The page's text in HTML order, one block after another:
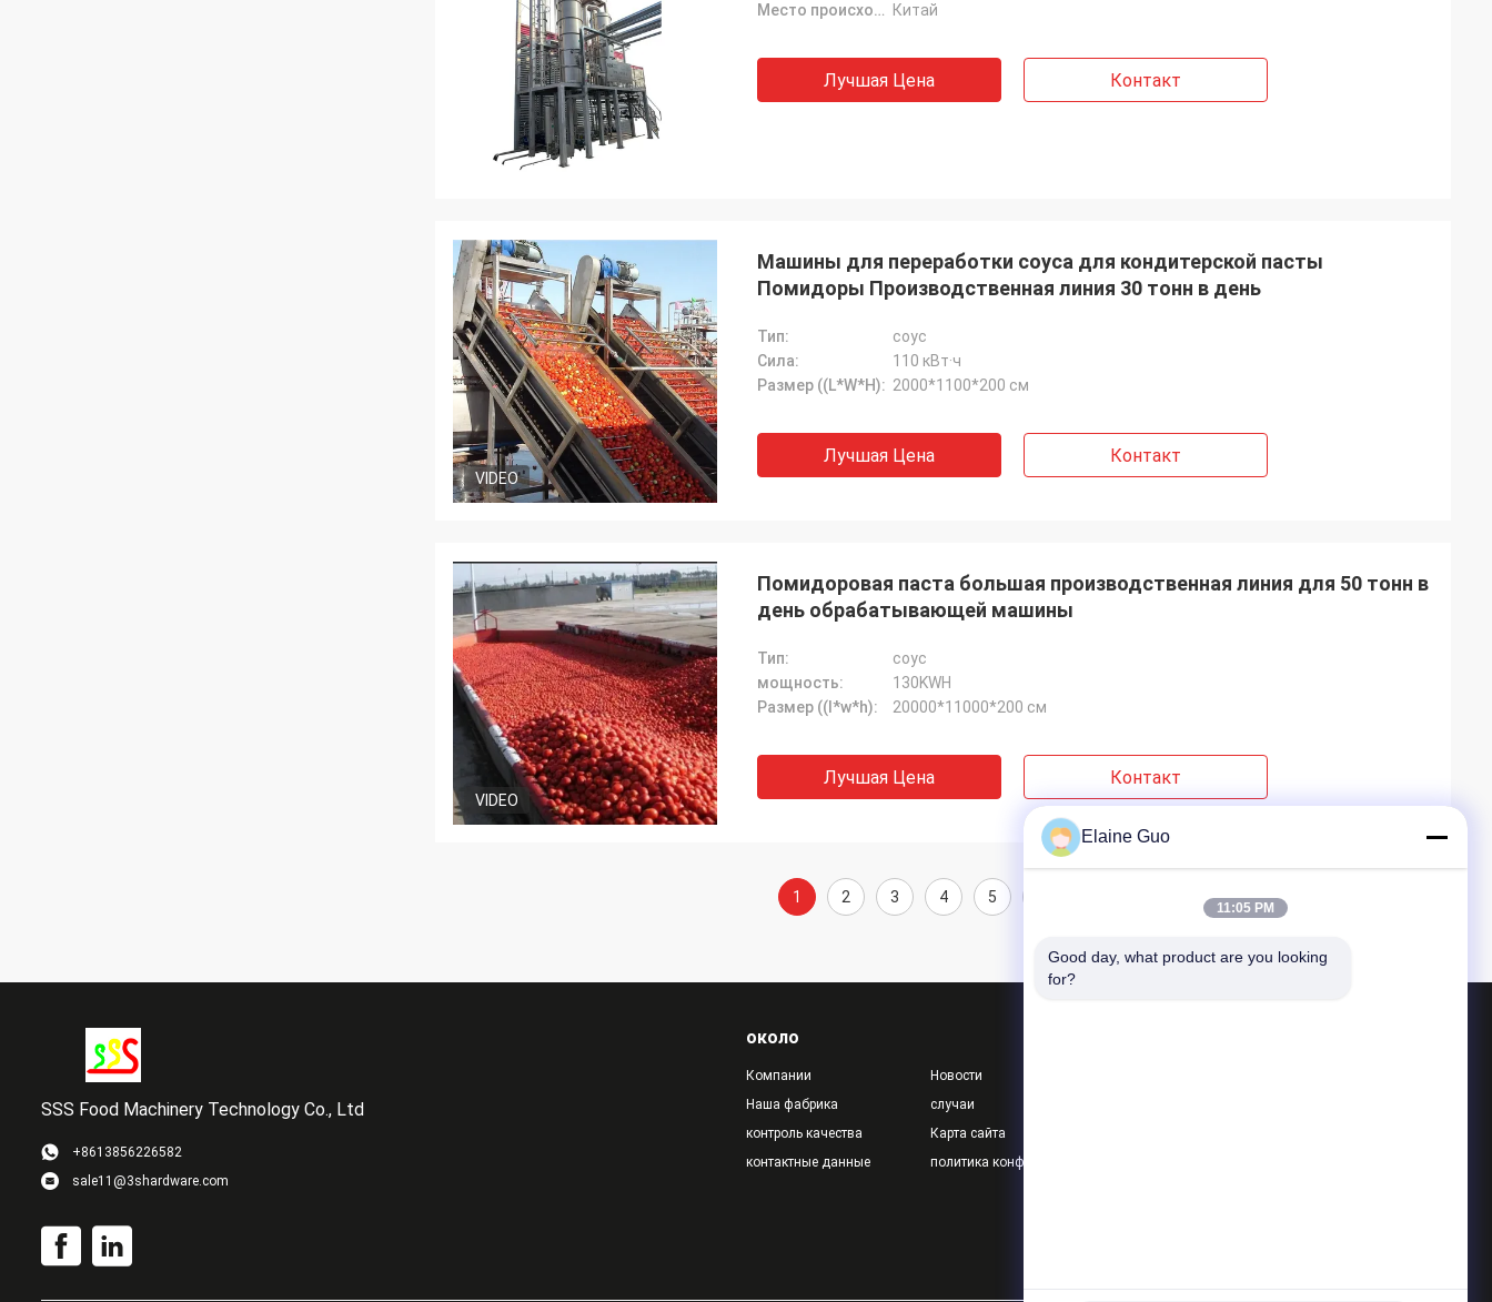
Место происхождения
Китай
Лучшая Цена Контакт
VIDEO
Машины для переработки соуса для кондитерской пасты
Помидоры Производственная линия 30 тонн в день
Тип:
соус
Сила:
110 кВт·ч
Размер ((L*W*H): 2000*1100*200 см
Лучшая Цена Контакт
VIDEO
Помидоровая паста большая производственная линия для 50 тонн в
день обрабатывающей машины
Тип:
соус
мощность:
130KWH
Размер ((l*w*h):
20000*11000*200 см
Лучшая Цена Контакт
1 2 3 4 5
SSS Food Machinery Technology Co., Ltd
+8613856226582
sale11@3shardware.com
около
Компании
Наша фабрика
контроль качества
контактные данные
Новости
случаи
Карта сайта
политика конфиденциальности
Elaine Guo
11:05 PM
Good day, what product are you looking
for?